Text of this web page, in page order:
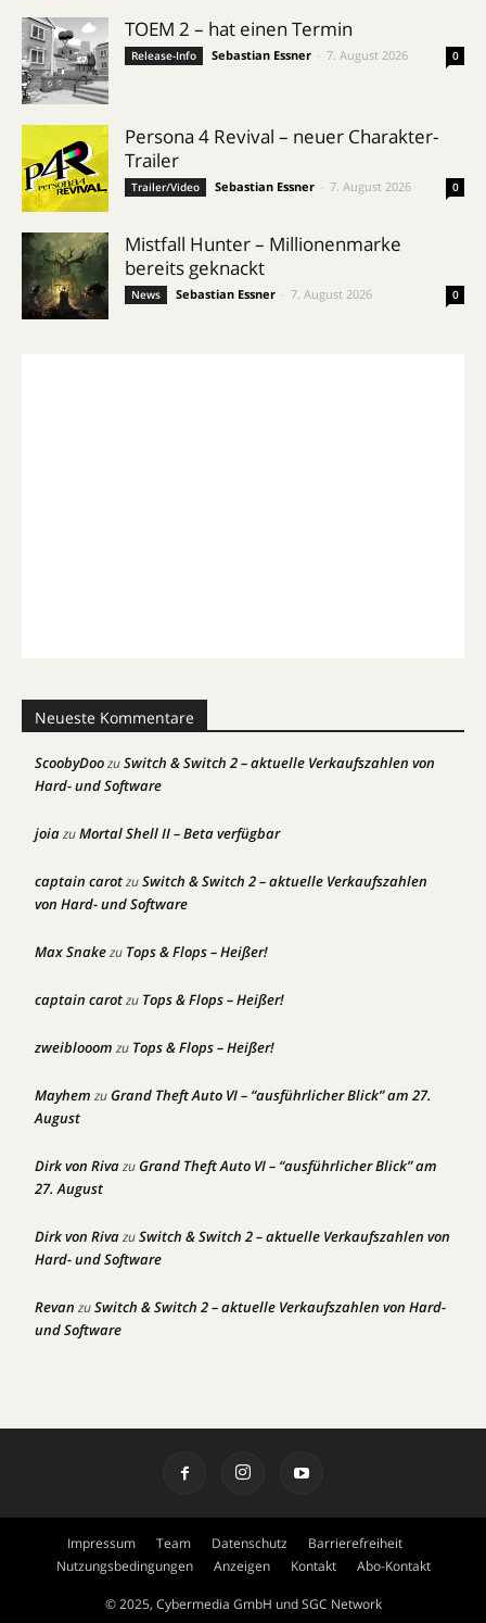
TOEM 2 – hat einen Termin
Release-Info Sebastian Essner 7. August 2026 0
Persona 4 Revival – neuer Charakter-
Trailer
Trailer/Video Sebastian Essner 7. August 2026 0
Mistfall Hunter – Millionenmarke
bereits geknackt
News Sebastian Essner 7. August 2026 0
Neueste Kommentare
ScoobyDoozuSwitch & Switch 2 – aktuelle Verkaufszahlen von
Hard- und Software
joiazuMortal Shell II – Beta verfügbar
captain carotzuSwitch & Switch 2 – aktuelle Verkaufszahlen
von Hard- und Software
Max Snakezu Tops & Flops – Heißer!
captain carotzu Tops & Flops – Heißer!
zweiblooom zu Tops & Flops – Heißer!
Mayhem zuGrand Theft Auto VI – “ausführlicher Blick” am 27.
August
Dirk von RivazuGrand Theft Auto VI – “ausführlicher Blick” am
27. August
Dirk von RivazuSwitch & Switch 2 – aktuelle Verkaufszahlen von
Hard- und Software
Revan zuSwitch & Switch 2 – aktuelle Verkaufszahlen von Hard-
und Software
Impressum Team Datenschutz
Barrierefreiheit
Nutzungsbedingungen
Anzeigen Kontakt Abo-Kontakt
© 2025, Cybermedia GmbH und SGC Network